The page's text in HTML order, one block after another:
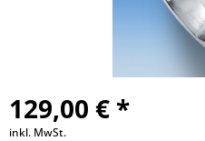
129,00 € *
inkl. MwSt.